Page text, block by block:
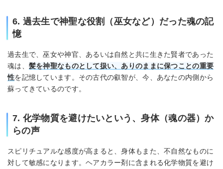
6. 過去生で神聖な役割（巫女など）だった魂の記
憶
過去生で、巫女や神官、あるいは自然と共に生きた賢者であった
魂は、 髪を神聖なものとして扱い、ありのままに保つことの重要
性を記憶しています。その古代の叡智が、今、あなたの内側から
蘇ってきているのです。
7. 化学物質を避けたいという、身体（魂の器）か
らの声
スピリチュアルな感度が高まると、身体もまた、不自然なものに
対して敏感になります。ヘアカラー剤に含まれる化学物質を避け